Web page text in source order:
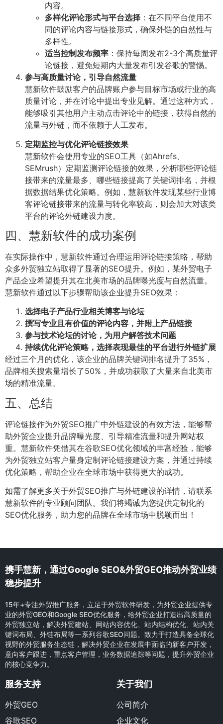
内容。
多样化评论形式与平台选择 ：在不同平台使用不
同的评论内容与链接形式，确保外链的自然性与
多样性。
适当控制发布频率 ：保持每周发布2-3个高质量评
论链接，避免短期内大量发布引发谷歌的警惕。
参与高质量讨论，引导自然流量
慧新软件鼓励客户的品牌账户参与目标市场或行业的高
质量讨论，并在讨论中提出专业见解。通过这种方式，
能够吸引其他用户主动点击评论中的链接，获得自然的
流量与外链，而不依赖于人工发布。
定期监控与优化评论链接效果
慧新软件会使用专业的SEO工具（如Ahrefs、
SEMrush）定期监测评论链接的效果，分析哪些评论链
接带来的流量最多、哪些链接提高了关键词排名，并根
据数据结果优化策略。例如，慧新软件发现某些行业博
客评论链接带来的流量与转化率较高，则会加大对该类
平台的评论外链建设力度。
四、慧新软件的成功案例
在实际操作中，慧新软件通过合理运用评论链接策略，帮助
众多外贸独立站取得了显著的SEO提升。例如，某外贸电子
产品企业希望提升其在北美市场的品牌曝光度与自然流量。
慧新软件通过以下步骤帮助该企业提升SEO效果：
选择电子产品行业相关博客与论坛
撰写专业且有价值的评论内容，并附上产品链接
参与技术论坛的讨论，为用户解答技术问题
持续优化评论策略，选择表现最佳的平台进行外链扩展
经过三个月的优化，该企业的品牌关键词排名提升了35%，
品牌相关搜索量增长了50%，并成功获取了大量来自北美市
场的精准流量。
五、总结
评论链接作为外贸SEO推广中外链建设的有效方法，能够帮
助外贸企业提升品牌曝光度、引导精准流量和提升网站权
重。慧新软件凭借其在谷歌SEO优化领域的丰富经验，能够
为外贸独立站客户量身定制评论链接建设方案，并通过持续
优化策略，帮助企业在全球市场中获得更大的成功。
如需了解更多关于外贸SEO推广与外链建设的详情，请联系
慧新软件的专业顾问团队。我们将竭诚为您提供定制化的
SEO优化服务，助力您的品牌在全球市场中脱颖而出！
携手慧新，通过Google SEO&外贸GEO推动外贸业绩
稳步提升
15年+专注外贸推广服务，立足于外贸软件研发，为外贸企业提供专
业的外贸GEO和Google SEO优化服务，给外贸企业打造出高质量的
外贸独立站，解决外贸建站、网站内容优化、站内结构优化、站内关
键词布局、外链布局等一系列谷歌SEO问题。致力于打造具备全球化
视野的外贸服务生态链，解决外贸企业在发展中面临的新客户开发，
意向客户跟进，重点客户管理，业务数据追踪等问题，提升外贸企业
的核心竞争力。
服务支持
外贸GEO
谷歌SEO
关于我们
公司简介
企业文化